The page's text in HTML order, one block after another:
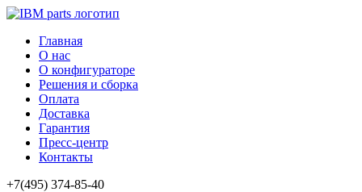
Главная
О нас
О конфигураторе
Решения и сборка
Оплата
Доставка
Гарантия
Пресс-центр
Контакты
+7(495) 374-85-40